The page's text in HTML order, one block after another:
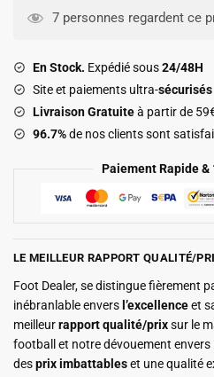
Galatasaray
2026
2027
7 personnes regardent ce
En Stock. Expédié sous24/48H
Site et paiements ultra-sécurisés
Livraison Gratuiteà partir de
96.7%de nos clients sont
Paiement Rapide &
LE MEILLEUR RAPPORT QUALITÉ/
Foot Dealer, se distingue fièrement
inébranlable envers l’excellenceet
meilleurrapport qualité/prixsur le
football et notre dévouement
desprix imbattableset une qualité